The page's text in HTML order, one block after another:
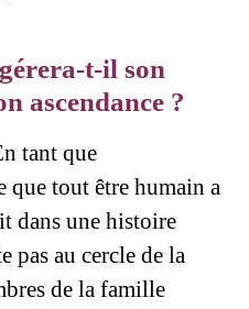
t-il son
ascendance ?
tant que
que tout être humain a
dans une histoire
pas au cercle de la
de la famille